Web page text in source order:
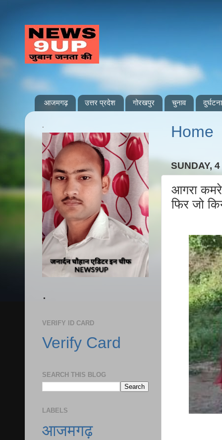
आजमगढ़ उत्तर प्रदेश गोरखपुर चुनाव दुर्घटना
Home
SUNDAY,
आगरा कमरे
फिर जो
.
.
VERIFY ID CARD
Verify Card
SEARCH THIS BLOG
LABELS
आजमगढ़